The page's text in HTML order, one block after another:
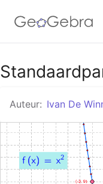
Google Classroom
GeoGebra
Auteur: Ivan De